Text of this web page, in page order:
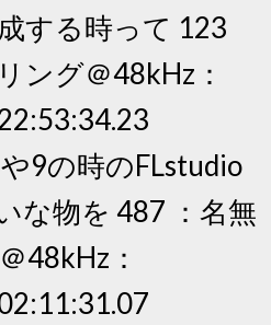
する時って 123
ング＠48kHz：
9の時のFLstudio
な物を 487 ：名無
48kHz：